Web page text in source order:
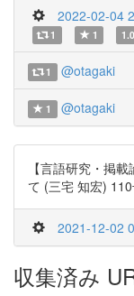
2022-02-04
1 1
1 @otagaki
1 @otagaki
【言語研究・掲
て (三宅 知宏)
2021-12-02
収集済み